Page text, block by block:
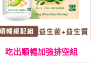
吃出順暢加強排空組